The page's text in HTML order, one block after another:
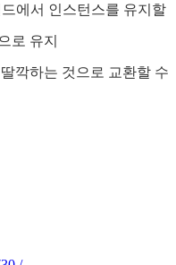
에서 인스턴스를 유지할
로 유지
깍하는 것으로 교환할 수